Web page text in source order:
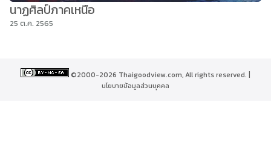
นาฏศิลป์ภาคเหนือ
25 ต.ค. 2565
©2000-2026 Thaigoodview.com, All rights reserved. |
นโยบายข้อมูลส่วนบุคคล